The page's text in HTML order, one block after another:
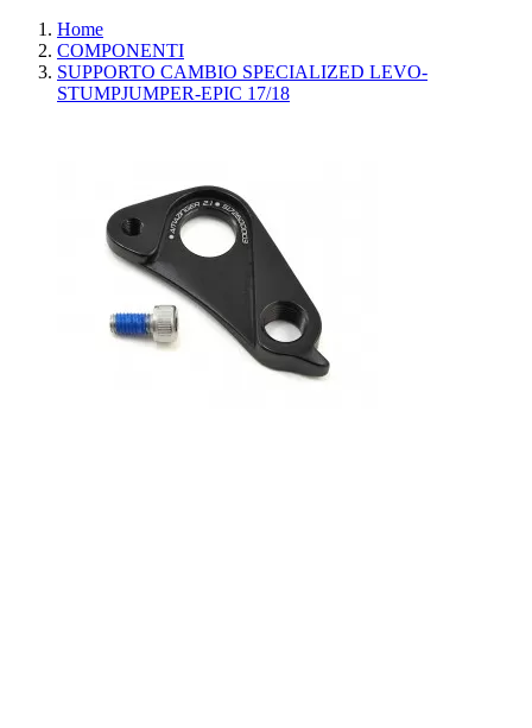
Home
COMPONENTI
SUPPORTO CAMBIO SPECIALIZED LEVO-
STUMPJUMPER-EPIC 17/18